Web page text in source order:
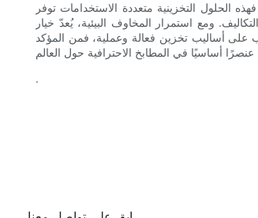
الحلول التخزينية متعددة الاستخدامات توفر
ومع استمرار المخاوف البيئية، يُعدّ خيار
على أساليب تخزين فعالة وعملية، فمن المؤكد
.